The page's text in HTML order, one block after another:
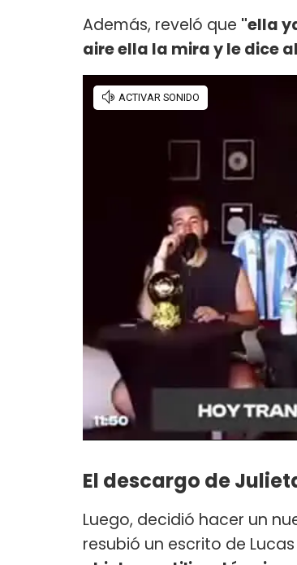
Además, reveló que "ella
aire ella la mira y le dice
El descargo de
Luego, decidió hacer un
resubió un escrito de